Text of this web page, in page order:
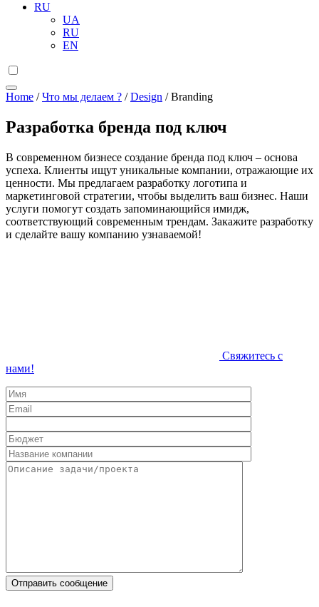
RU
UA
RU
EN
Home /Что мы делаем ? /Design /Branding
Разработка бренда под ключ
В современном бизнесе создание бренда под ключ – основа
успеха. Клиенты ищут уникальные компании, отражающие их
ценности. Мы предлагаем разработку логотипа и
маркетинговой стратегии, чтобы выделить ваш бизнес. Наши
услуги помогут создать запоминающийся имидж,
соответствующий современным трендам. Закажите разработку
и сделайте вашу компанию узнаваемой!
Свяжитесь с
нами!